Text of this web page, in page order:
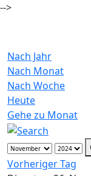
-->
Nach Jahr
Nach Monat
Nach Woche
Heute
Gehe zu Monat
Vorheriger Tag